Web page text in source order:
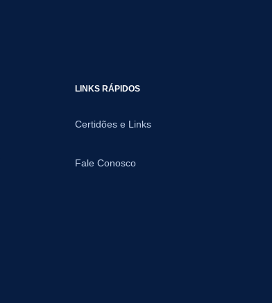
LINKS RÁPIDOS
Certidões e Links
Fale Conosco